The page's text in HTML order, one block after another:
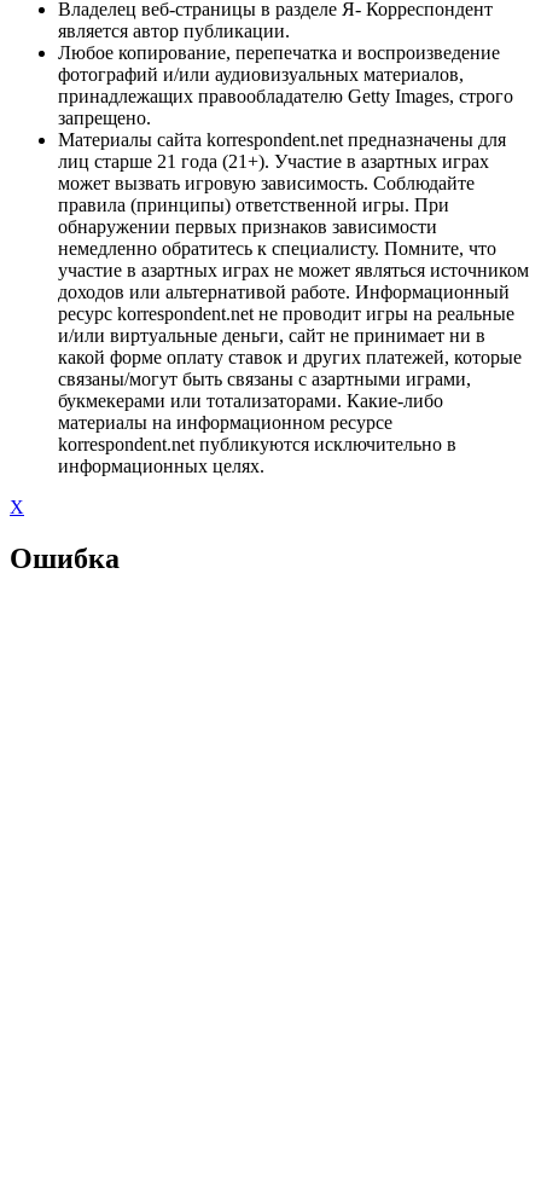
Владелец веб-страницы в разделе Я- Корреспондент
является автор публикации.
Любое копирование, перепечатка и воспроизведение
фотографий и/или аудиовизуальных материалов,
принадлежащих правообладателю Getty Images, строго
запрещено.
Материалы сайта korrespondent.net предназначены для
лиц старше 21 года (21+). Участие в азартных играх
может вызвать игровую зависимость. Соблюдайте
правила (принципы) ответственной игры. При
обнаружении первых признаков зависимости
немедленно обратитесь к специалисту. Помните, что
участие в азартных играх не может являться источником
доходов или альтернативой работе. Информационный
ресурс korrespondent.net не проводит игры на реальные
и/или виртуальные деньги, сайт не принимает ни в
какой форме оплату ставок и других платежей, которые
связаны/могут быть связаны с азартными играми,
букмекерами или тотализаторами. Какие-либо
материалы на информационном ресурсе
korrespondent.net публикуются исключительно в
информационных целях.
X
Ошибка